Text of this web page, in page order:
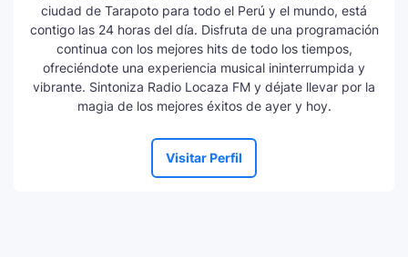
ciudad de Tarapoto para todo el Perú y el mundo, está
contigo las 24 horas del día. Disfruta de una programación
continua con los mejores hits de todo los tiempos,
ofreciéndote una experiencia musical ininterrumpida y
vibrante. Sintoniza Radio Locaza FM y déjate llevar por la
magia de los mejores éxitos de ayer y hoy.
Visitar Perfil